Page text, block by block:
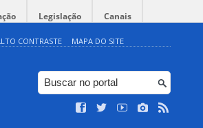
Legislação Canais
CONTRASTE MAPA DO SITE